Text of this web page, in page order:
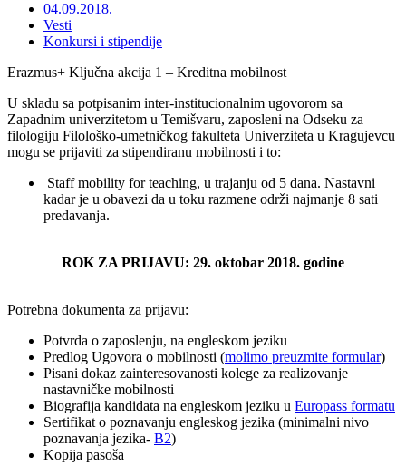
04.09.2018.
Vesti
Konkursi i stipendije
Erazmus+ Ključna akcija 1 – Kreditna mobilnost
U skladu sa potpisanim inter-institucionalnim ugovorom sa
Zapadnim univerzitetom u Temišvaru, zaposleni na Odseku za
filologiju Filološko-umetničkog fakulteta Univerziteta u Kragujevcu
mogu se prijaviti za stipendiranu mobilnosti i to:
Staff mobility for teaching, u trajanju od 5 dana. Nastavni
kadar je u obavezi da u toku razmene održi najmanje 8 sati
predavanja.
ROK ZA PRIJAVU: 29. oktobar 2018. godine
Potrebna dokumenta za prijavu:
Potvrda o zaposlenju, na engleskom jeziku
Predlog Ugovora o mobilnosti (molimo preuzmite formular)
Pisani dokaz zainteresovanosti kolege za realizovanje
nastavničke mobilnosti
Biografija kandidata na engleskom jeziku u Europass formatu
Sertifikat o poznavanju engleskog jezika (minimalni nivo
poznavanja jezika- B2)
Kopija pasoša